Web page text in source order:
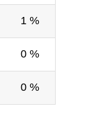
1 %
0 %
0 %